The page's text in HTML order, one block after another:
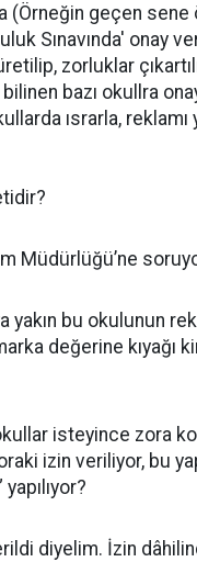
(Örneğin geçen sene
Sınavında' onay
zorluklar
bilinen bazı okullra
ısrarla, reklamı
Müdürlüğü’ne
bu okulunun
değerine kıyağı
isteyince zora
izin veriliyor, bu
yapılıyor?
diyelim. İzin